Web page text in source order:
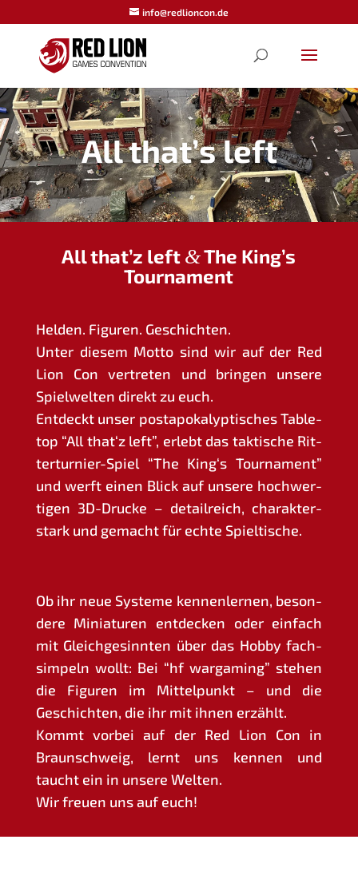
info@redlioncon.de
All that’s left
All that’z left &The King’s
Tournament
Hel­den. Figu­ren. Geschichten.
Unter die­sem Mot­to sind wir auf der Red
Lion Con ver­tre­ten und brin­gen unse­re
Spiel­wel­ten direkt zu euch.
Ent­deckt unser post­apo­ka­lyp­ti­sches Table­
top “All that‘z left”, erlebt das tak­ti­sche Rit­
ter­tur­nier-Spiel “The King‘s Tour­na­ment”
und werft einen Blick auf unse­re hoch­wer­
ti­gen 3D-Dru­cke – detail­reich, cha­rak­ter­
stark und gemacht für ech­te Spieltische.
Ob ihr neue Sys­te­me ken­nen­ler­nen, beson­
de­re Minia­tu­ren ent­de­cken oder ein­fach
mit Gleich­ge­sinn­ten über das Hob­by fach­
sim­peln wollt: Bei “hf war­gam­ing” ste­hen
die Figu­ren im Mit­tel­punkt – und die
Geschich­ten, die ihr mit ihnen erzählt.
Kommt vor­bei auf der Red Lion Con in
Braun­schweig, lernt uns ken­nen und
taucht ein in unse­re Welten.
Wir freu­en uns auf euch!